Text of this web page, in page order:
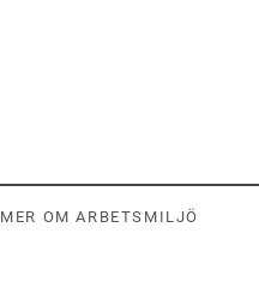
MER OM ARBETSMILJÖ